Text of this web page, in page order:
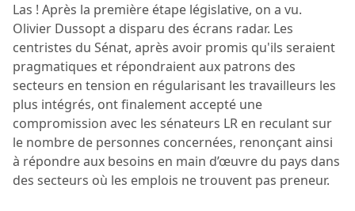
Las ! Après la première étape législative, on a vu.
Olivier Dussopt a disparu des écrans radar. Les
centristes du Sénat, après avoir promis qu'ils seraient
pragmatiques et répondraient aux patrons des
secteurs en tension en régularisant les travailleurs les
plus intégrés, ont finalement accepté une
compromission avec les sénateurs LR en reculant sur
le nombre de personnes concernées, renonçant ainsi
à répondre aux besoins en main d’œuvre du pays dans
des secteurs où les emplois ne trouvent pas preneur.